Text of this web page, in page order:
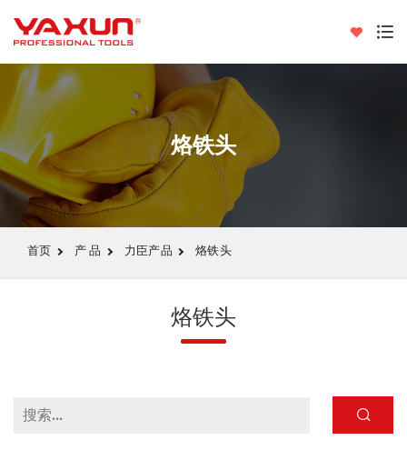
烙铁头
首页 产 品 力臣产品 烙铁头
烙铁头